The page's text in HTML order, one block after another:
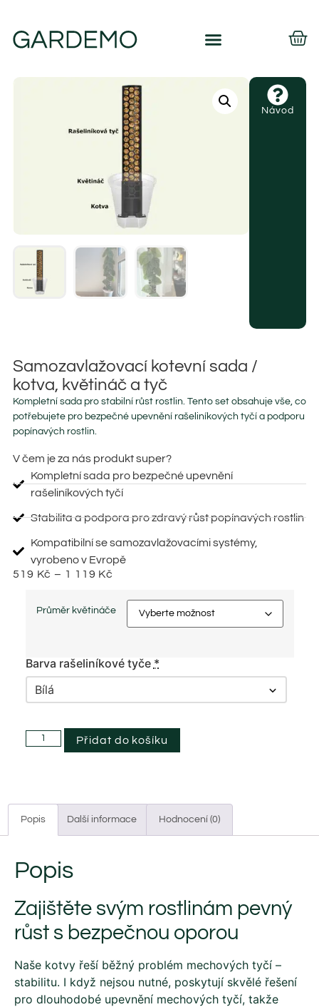
Návod
Samozavlažovací kotevní sada /
kotva, květináč a tyč
Kompletní sada pro stabilní růst rostlin. Tento set obsahuje vše, co
potřebujete pro bezpečné upevnění rašeliníkových tyčí a podporu
popínavých rostlin.
V čem je za nás produkt super?
Kompletní sada pro bezpečné upevnění
rašeliníkových tyčí
Stabilita a podpora pro zdravý růst popínavých rostlin
Kompatibilní se samozavlažovacími systémy,
vyrobeno v Evropě
519 Kč – 1 119 Kč
Průměr květináče
Barva rašeliníkové tyče *
Přidat do košíku
Popis Další informace Hodnocení (0)
Popis
Zajištěte svým rostlinám pevný
růst s bezpečnou oporou
Naše kotvy řeší běžný problém mechových tyčí –
stabilitu. I když nejsou nutné, poskytují skvělé řešení
pro dlouhodobé upevnění mechových tyčí, takže